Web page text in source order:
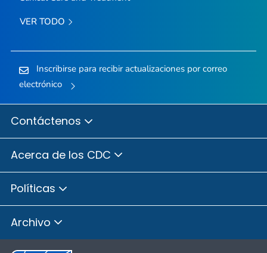
VER TODO
Inscribirse para recibir actualizaciones por correo
electrónico
Contáctenos
Acerca de los CDC
Políticas
Archivo